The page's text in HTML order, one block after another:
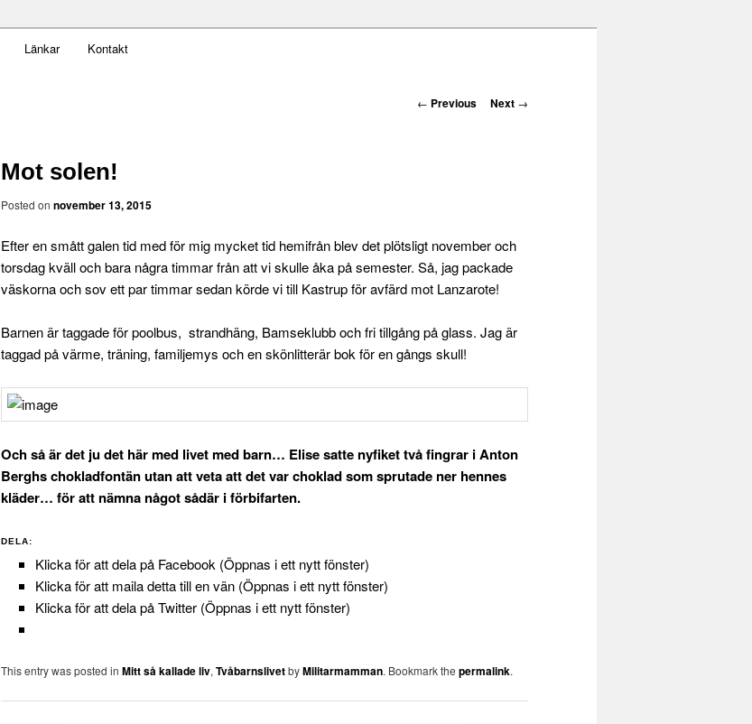
Länkar Kontakt
Post navigation
← Previous Next →
Mot solen!
Posted on november 13, 2015
Efter en smått galen tid med för mig mycket tid hemifrån blev det plötsligt november och
torsdag kväll och bara några timmar från att vi skulle åka på semester. Så, jag packade
väskorna och sov ett par timmar sedan körde vi till Kastrup för avfärd mot Lanzarote!
Barnen är taggade för poolbus, strandhäng, Bamseklubb och fri tillgång på glass. Jag är
taggad på värme, träning, familjemys och en skönlitterär bok för en gångs skull!
Och så är det ju det här med livet med barn… Elise satte nyfiket två fingrar i Anton
Berghs chokladfontän utan att veta att det var choklad som sprutade ner hennes
kläder… för att nämna något sådär i förbifarten.
DELA:
Klicka för att dela på Facebook (Öppnas i ett nytt fönster)
Klicka för att maila detta till en vän (Öppnas i ett nytt fönster)
Klicka för att dela på Twitter (Öppnas i ett nytt fönster)
This entry was posted in Mitt så kallade liv, TvåbarnslivetbyMilitarmamman. Bookmark the permalink.